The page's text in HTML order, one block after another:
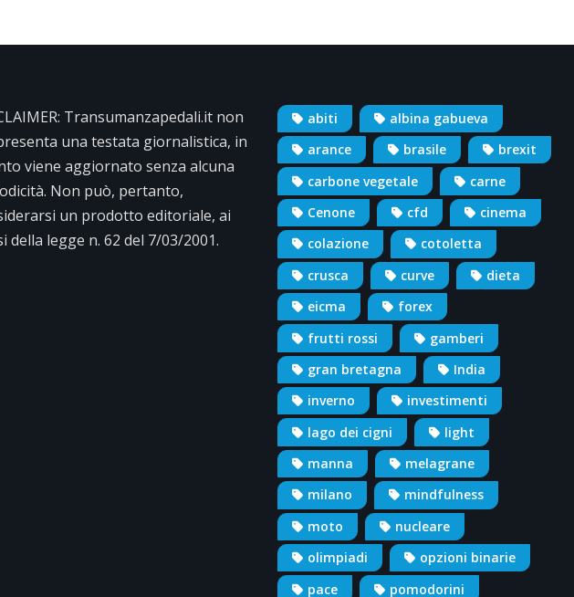
Transumanzapedali.it non
una testata giornalistica, in
viene aggiornato senza alcuna
Non può, pertanto,
un prodotto editoriale, ai
della legge n. 62 del 7/03/2001.
abiti
albina gabueva
arance
brasile
brexit
carbone vegetale
carne
Cenone
cfd
cinema
colazione
cotoletta
crusca
curve
dieta
eicma
forex
frutti rossi
gamberi
gran bretagna
India
inverno
investimenti
lago dei cigni
light
manna
melagrane
milano
mindfulness
moto
nucleare
olimpiadi
opzioni binarie
pace
pomodorini